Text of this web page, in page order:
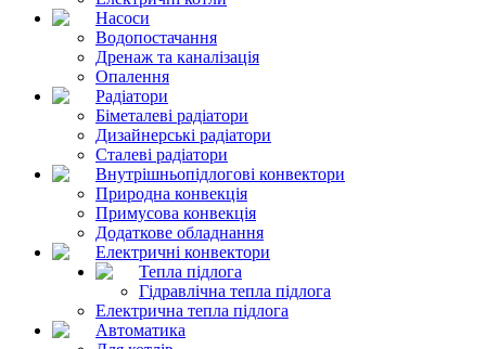
Насоси
Водопостачання
Дренаж та каналізація
Опалення
Радіатори
Біметалеві радіатори
Дизайнерські радіатори
Сталеві радіатори
Внутрішньопідлогові конвектори
Природна конвекція
Примусова конвекція
Додаткове обладнання
Електричні конвектори
Тепла підлога
Гідравлічна тепла підлога
Електрична тепла підлога
Автоматика